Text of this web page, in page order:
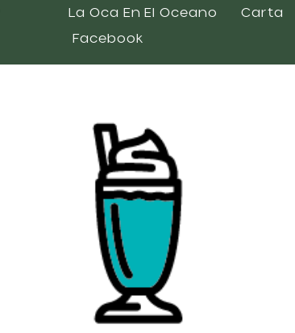
La Oca En El Oceano Carta
Facebook